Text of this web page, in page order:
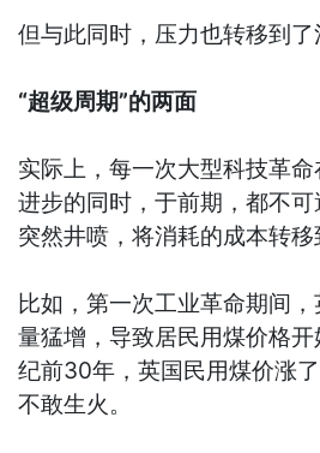
但与此同时，压力也转移到了
“超级周期”的两面
实际上，每一次大型科技革
进步的同时，于前期，都不
突然井喷，将消耗的成本转移
比如，第一次工业革命期间
量猛增，导致居民用煤价格
纪前30年，英国民用煤价涨
不敢生火。